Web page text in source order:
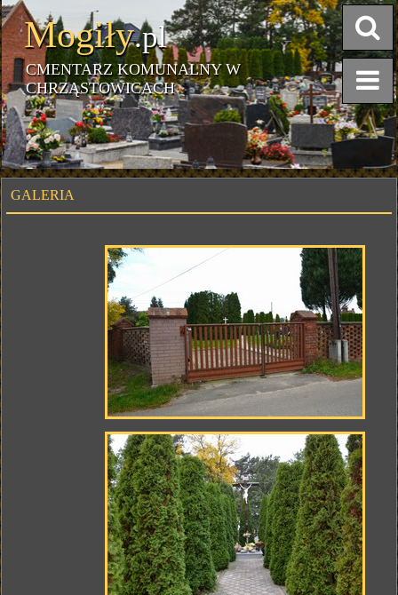
Mogiły.pl
CMENTARZ KOMUNALNY W
CHRZĄSTOWICACH
GALERIA